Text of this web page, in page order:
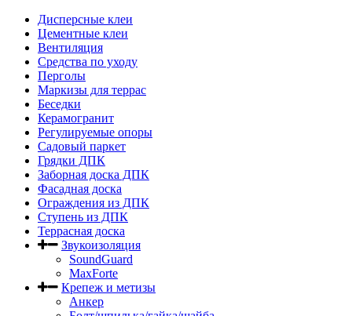
Дисперсные клеи
Цементные клеи
Вентиляция
Средства по уходу
Перголы
Маркизы для террас
Беседки
Керамогранит
Регулируемые опоры
Садовый паркет
Грядки ДПК
Заборная доска ДПК
Фасадная доска
Ограждения из ДПК
Ступень из ДПК
Террасная доска
Звукоизоляция
SoundGuard
MaxForte
Крепеж и метизы
Анкер